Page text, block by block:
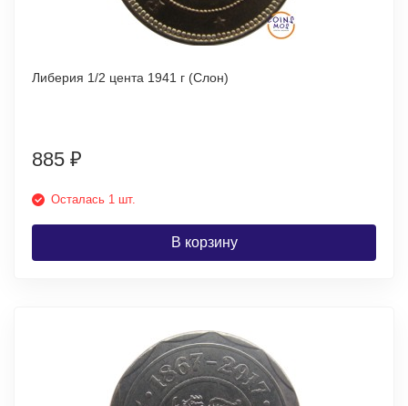
Либерия 1/2 цента 1941 г (Слон)
885 ₽
Осталась 1 шт.
В корзину